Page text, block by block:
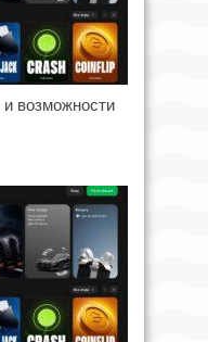
и возможности